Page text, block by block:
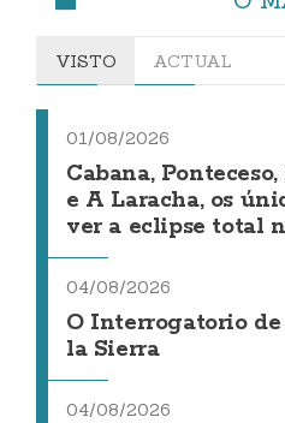
VISTO ACTUAL
01/08/2026
Cabana,
e A Laracha, os
ver a eclipse total
04/08/2026
O Interrogatorio de
la Sierra
04/08/2026